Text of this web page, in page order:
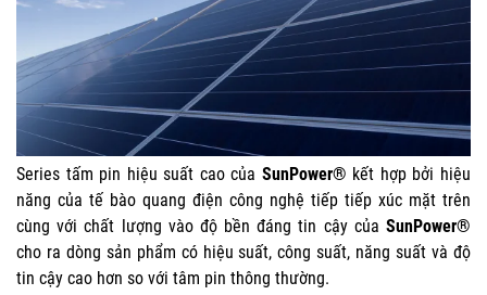
Series tấm pin hiệu suất cao của SunPower® kết hợp bởi hiệu
năng của tế bào quang điện công nghệ tiếp tiếp xúc mặt trên
cùng với chất lượng vào độ bền đáng tin cậy của SunPower®
cho ra dòng sản phẩm có hiệu suất, công suất, năng suất và độ
tin cậy cao hơn so với tâm pin thông thường.